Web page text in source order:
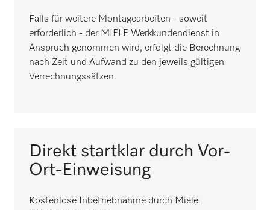
Falls für weitere Montagearbeiten - soweit
erforderlich - der MIELE Werkkundendienst in
Anspruch genommen wird, erfolgt die Berechnung
nach Zeit und Aufwand zu den jeweils gültigen
Verrechnungssätzen.
Direkt startklar durch Vor-
Ort-Einweisung
Kostenlose Inbetriebnahme durch Miele